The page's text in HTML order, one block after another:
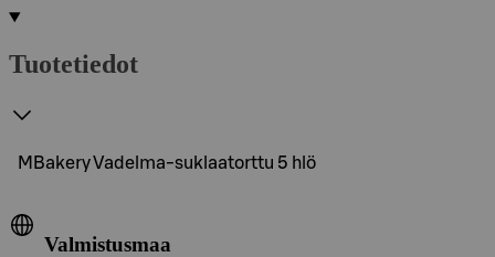
Tuotetiedot
MBakery Vadelma-suklaatorttu 5 hlö
Valmistusmaa